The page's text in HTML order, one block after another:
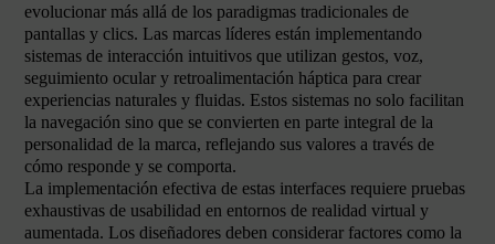
evolucionar más allá de los paradigmas tradicionales de
pantallas y clics. Las marcas líderes están implementando
sistemas de interacción intuitivos que utilizan gestos, voz,
seguimiento ocular y retroalimentación háptica para crear
experiencias naturales y fluidas. Estos sistemas no solo facilitan
la navegación sino que se convierten en parte integral de la
personalidad de la marca, reflejando sus valores a través de
cómo responde y se comporta.
La implementación efectiva de estas interfaces requiere pruebas
exhaustivas de usabilidad en entornos de realidad virtual y
aumentada. Los diseñadores deben considerar factores como la